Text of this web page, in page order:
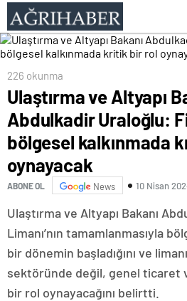
kritik bir rol oynayacak
226 okunma
Ulaştırma ve Altyapı
Abdulkadir Uraloğlu:
bölgesel kalkınmada
oynayacak
ABONE OL News 10 Nisan
Ulaştırma ve Altyapı Bakanı
Limanı’nın tamamlanmasıyla
bir dönemin başladığını ve
sektöründe değil, genel ticaret
bir rol oynayacağını belirtti.